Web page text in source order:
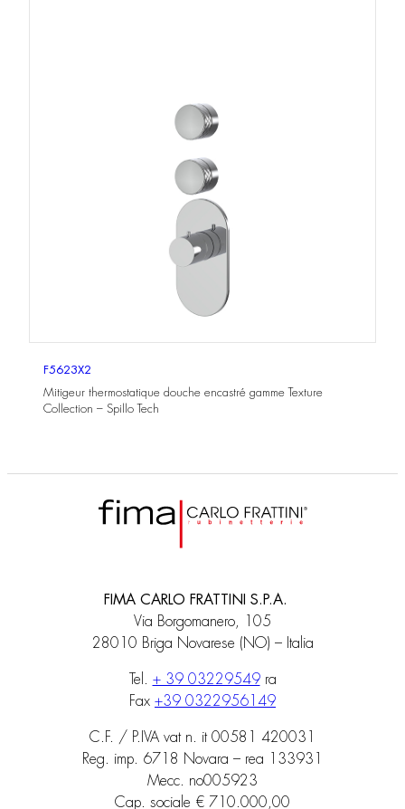
F5623X2
Mitigeur thermostatique douche encastré gamme Texture
Collection – Spillo Tech
FIMA CARLO FRATTINI S.P.A.
Via Borgomanero, 105
28010 Briga Novarese (NO) – Italia
Tel. + 39 03229549ra
Fax +39 0322956149
C.F. / P.IVA vat n. it 00581 420031
Reg. imp. 6718 Novara – rea 133931
Mecc. no005923
Cap. sociale € 710.000,00